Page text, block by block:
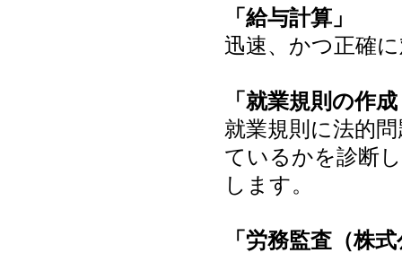
「給与計算」
迅速、かつ正確
「就業規則の作
就業規則に法的
ているかを診断
します。
「労務監査（株